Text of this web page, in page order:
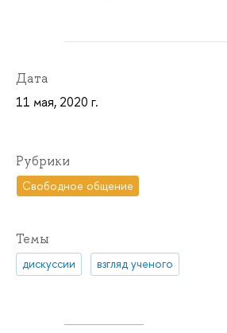
Дата
11 мая, 2020 г.
Рубрики
Свободное общение
Темы
дискуссии взгляд ученого